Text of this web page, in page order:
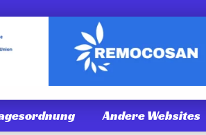
Andere Websites